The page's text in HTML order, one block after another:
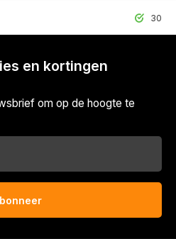
30 Dagen
en kortingen
om op de hoogte te